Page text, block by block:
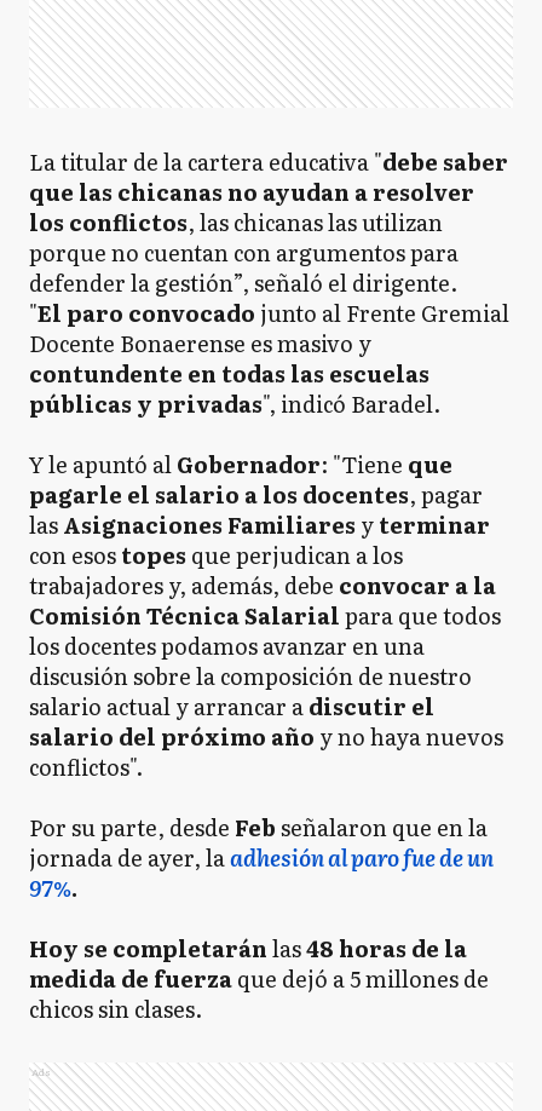
La titular de la cartera educativa "debe saber
que las chicanas no ayudan a resolver
los conflictos, las chicanas las utilizan
porque no cuentan con argumentos para
defender la gestión”, señaló el dirigente.
"El paro convocado junto al Frente Gremial
Docente Bonaerense es masivo y
contundente en todas las escuelas
públicas y privadas", indicó Baradel.
Y le apuntó alGobernador: "Tiene que
pagarle el salario a los docentes, pagar
lasAsignaciones Familiares yterminar
con esostopes que perjudican a los
trabajadores y, además, debe convocar a la
Comisión Técnica Salarialpara que todos
los docentes podamos avanzar en una
discusión sobre la composición de nuestro
salario actual y arrancar adiscutir el
salario del próximo año y no haya nuevos
conflictos".
Por su parte, desde Febseñalaron que en la
jornada de ayer, laadhesión al paro fue de un
97%.
Hoy se completaránlas48 horas de la
medida de fuerzaque dejó a 5 millones de
chicos sin clases.
Ads